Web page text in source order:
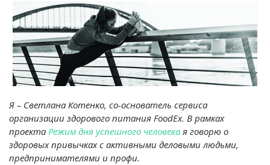
Я – Светлана Котенко, со-основатель сервиса
организации здорового питания FoodEx. В рамках
проекта Режим дня успешного человекая говорю о
здоровых привычках с активными деловыми людьми,
предпринимателями и профи.